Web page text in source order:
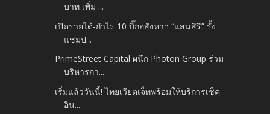
บาท เพิ่ม ...
เปิดรายได้-กำไร 10 บิ๊กอสังหาฯ “แสนสิริ” รั้ง
แชมป...
PrimeStreet Capital ผนึก Photon Group ร่วม
บริหารกา...
เริ่มแล้ววันนี้! ไทยเวียตเจ็ทพร้อมให้บริการเช็ค
อิน...